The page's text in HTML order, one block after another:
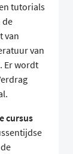
tutorials
de
van
van
Er wordt
cursus